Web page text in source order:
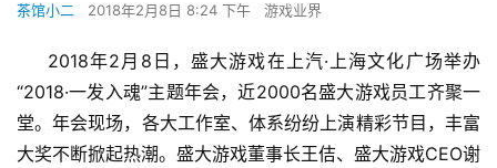
茶馆小二 2018年2月8日 8:24 下午 游戏业界
2018年2月8日，盛大游戏在上汽·上海文化广场举办
“2018·一发入魂”主题年会，近2000名盛大游戏员工齐聚一
堂。年会现场，各大工作室、体系纷纷上演精彩节目，丰富
大奖不断掀起热潮。盛大游戏董事长王佶、盛大游戏CEO谢